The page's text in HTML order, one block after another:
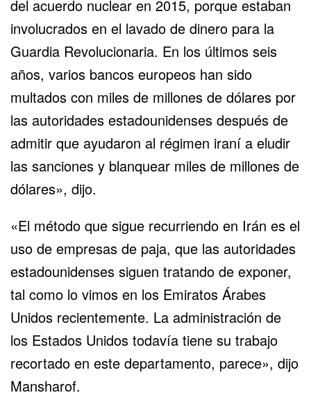
del acuerdo nuclear en 2015, porque estaban
involucrados en el lavado de dinero para la
Guardia Revolucionaria. En los últimos seis
años, varios bancos europeos han sido
multados con miles de millones de dólares por
las autoridades estadounidenses después de
admitir que ayudaron al régimen iraní a eludir
las sanciones y blanquear miles de millones de
dólares», dijo.
«El método que sigue recurriendo en Irán es el
uso de empresas de paja, que las autoridades
estadounidenses siguen tratando de exponer,
tal como lo vimos en los Emiratos Árabes
Unidos recientemente. La administración de
los Estados Unidos todavía tiene su trabajo
recortado en este departamento, parece», dijo
Mansharof.